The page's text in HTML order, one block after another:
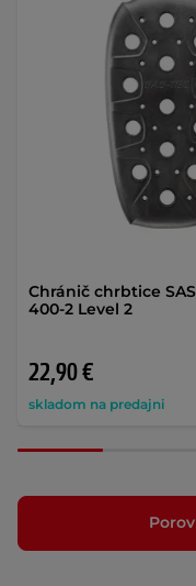
Chránič chrbtice
400-2 Level 2
22,90 €
skladom na predajni